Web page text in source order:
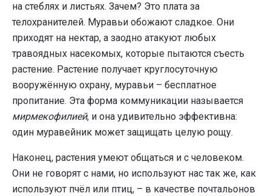
на стеблях и листьях. Зачем? Это плата за
телохранителей. Муравьи обожают сладкое. Они
приходят на нектар, а заодно атакуют любых
травоядных насекомых, которые пытаются съесть
растение. Растение получает круглосуточную
вооружённую охрану, муравьи – бесплатное
пропитание. Эта форма коммуникации называется
мирмекофилией, и она удивительно эффективна:
один муравейник может защищать целую рощу.
Наконец, растения умеют общаться и с человеком.
Они не говорят с нами, но используют нас так же, как
используют пчёл или птиц, – в качестве почтальонов